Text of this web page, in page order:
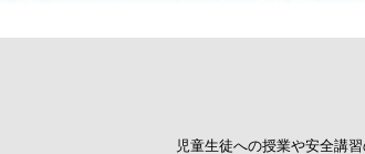
児童生徒への授業や安全講